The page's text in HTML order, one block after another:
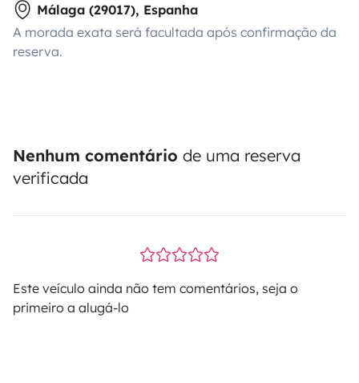
Málaga (29017), Espanha
A morada exata será facultada após confirmação da
reserva.
Nenhum comentário de uma reserva
verificada
Este veículo ainda não tem comentários, seja o
primeiro a alugá-lo